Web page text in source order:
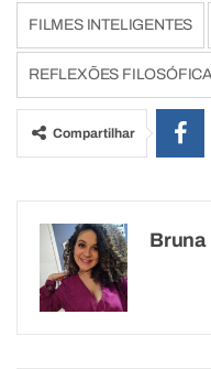
FILMES INTELIGENTES
REFLEXÕES
Compartilhar
Bruna